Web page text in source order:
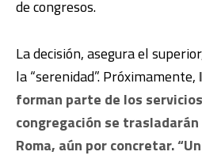
de congresos.
La decisión, asegura el
la “serenidad”. Próximamente,
forman parte de los
congregación se
Roma, aún por concretar.